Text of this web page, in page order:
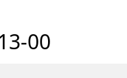
00